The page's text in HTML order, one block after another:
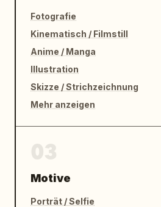
Fotografie
Kinematisch / Filmstill
Anime / Manga
Illustration
Skizze / Strichzeichnung
Mehr anzeigen
Motive
Porträt / Selfie